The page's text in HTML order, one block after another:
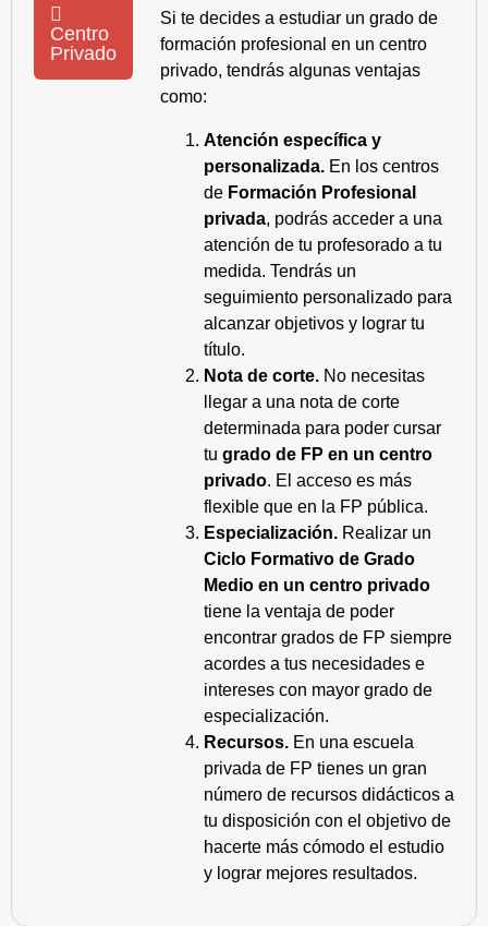
Centro
Privado
Si te decides a estudiar un grado de
formación profesional en un centro
privado, tendrás algunas ventajas
como:
Atención específica y
personalizada. En los centros
de Formación Profesional
privada, podrás acceder a una
atención de tu profesorado a tu
medida. Tendrás un
seguimiento personalizado para
alcanzar objetivos y lograr tu
título.
Nota de corte. No necesitas
llegar a una nota de corte
determinada para poder cursar
tu grado de FP en un centro
privado. El acceso es más
flexible que en la FP pública.
Especialización. Realizar un
Ciclo Formativo de Grado
Medio en un centro privado
tiene la ventaja de poder
encontrar grados de FP siempre
acordes a tus necesidades e
intereses con mayor grado de
especialización.
Recursos. En una escuela
privada de FP tienes un gran
número de recursos didácticos a
tu disposición con el objetivo de
hacerte más cómodo el estudio
y lograr mejores resultados.